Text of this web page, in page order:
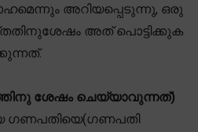
അറിയപ്പെടുന്നു, ഒരു
അത് പൊട്ടിക്കുക
ശേഷം ചെയ്യാവുന്നത്)
ഗണപതിയെ(ഗണപതി